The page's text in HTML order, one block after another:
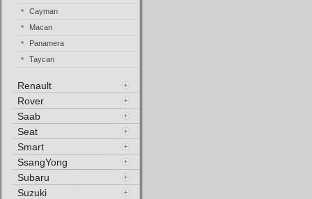
Cayman
Macan
Panamera
Taycan
Renault
Rover
Saab
Seat
Smart
SsangYong
Subaru
Suzuki